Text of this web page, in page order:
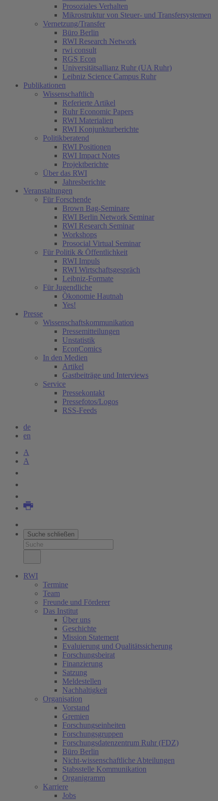
Prosoziales Verhalten
Mikrostruktur von Steuer- und Transfersystemen
Vernetzung/Transfer
Büro Berlin
RWI Research Network
rwi consult
RGS Econ
Universitätsallianz Ruhr (UA Ruhr)
Leibniz Science Campus Ruhr
Publikationen
Wissenschaftlich
Referierte Artikel
Ruhr Economic Papers
RWI Materialien
RWI Konjunkturberichte
Politikberatend
RWI Positionen
RWI Impact Notes
Projektberichte
Über das RWI
Jahresberichte
Veranstaltungen
Für Forschende
Brown Bag-Seminare
RWI Berlin Network Seminar
RWI Research Seminar
Workshops
Prosocial Virtual Seminar
Für Politik & Öffentlichkeit
RWI Impuls
RWI Wirtschaftsgespräch
Leibniz-Formate
Für Jugendliche
Ökonomie Hautnah
Yes!
Presse
Wissenschaftskommunikation
Pressemitteilungen
Unstatistik
EconComics
In den Medien
Artikel
Gastbeiträge und Interviews
Service
Pressekontakt
Pressefotos/Logos
RSS-Feeds
de
en
A
A
Suche schließen
RWI
Termine
Team
Freunde und Förderer
Das Institut
Über uns
Geschichte
Mission Statement
Evaluierung und Qualitätssicherung
Forschungsbeirat
Finanzierung
Satzung
Meldestellen
Nachhaltigkeit
Organisation
Vorstand
Gremien
Forschungseinheiten
Forschungsgruppen
Forschungsdatenzentrum Ruhr (FDZ)
Büro Berlin
Nicht-wissenschaftliche Abteilungen
Stabsstelle Kommunikation
Organigramm
Karriere
Jobs